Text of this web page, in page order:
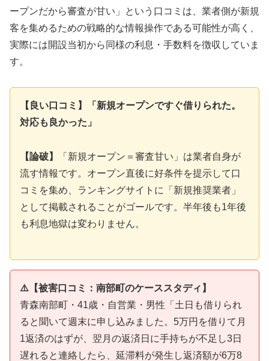
ープンだから審査が甘い」という口コミは、業者側が新規
客を集めるための戦略的な情報操作である可能性が高く、
実際には開設当初から同様の利息・手数料を徴収していま
す。
【良い口コミ】「新規オープンですぐ借りられた。
対応も良かった」
【論破】
「新規オープン＝審査甘い」は業者自身が
流す情報です。オープン直後に好条件を提示して口
コミを集め、ランキングサイトに「新規推奨業者」
として掲載されることがゴールです。半年後も1年後
も利息地獄は変わりません。
⚠️【被害口コミ：南部町のケーススタディ】
青森南部町・41歳・自営業・男性「土日も借りられ
ると聞いて週末に申し込みました。5万円を借りて月
1返済のはずが、翌月の返済日に手持ちが不足し3日
遅れると連絡したら、延滞料が発生し返済額が6万8